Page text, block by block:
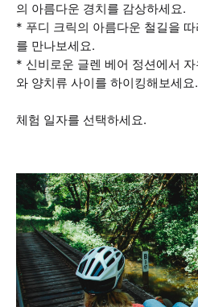
의 아름다운 경치를 감상하세요.
* 푸디 크릭의 아름다운 철길을
를 만나보세요.
* 신비로운 글렌 베어 정션에서
와 양치류 사이를 하이킹해보세요.
체험 일자를 선택하세요.